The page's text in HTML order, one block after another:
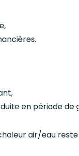
en période de
air/eau